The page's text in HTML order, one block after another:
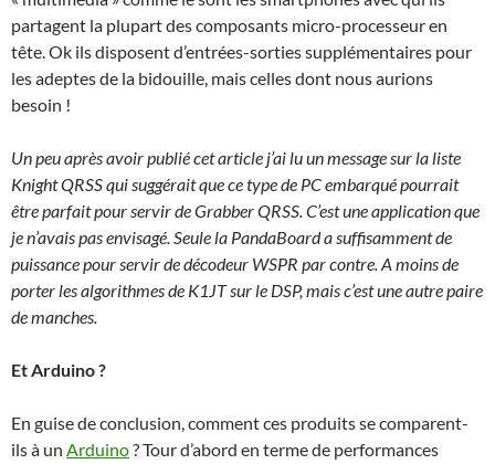
partagent la plupart des composants micro-processeur en
tête. Ok ils disposent d’entrées-sorties supplémentaires pour
les adeptes de la bidouille, mais celles dont nous aurions
besoin !
Un peu après avoir publié cet article j’ai lu un message sur la liste
Knight QRSS qui suggérait que ce type de PC embarqué pourrait
être parfait pour servir de Grabber QRSS. C’est une application que
je n’avais pas envisagé. Seule la PandaBoard a suffisamment de
puissance pour servir de décodeur WSPR par contre. A moins de
porter les algorithmes de K1JT sur le DSP, mais c’est une autre paire
de manches.
Et Arduino ?
En guise de conclusion, comment ces produits se comparent-
ils à un Arduino? Tour d’abord en terme de performances